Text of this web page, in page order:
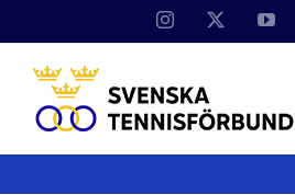
Instagram